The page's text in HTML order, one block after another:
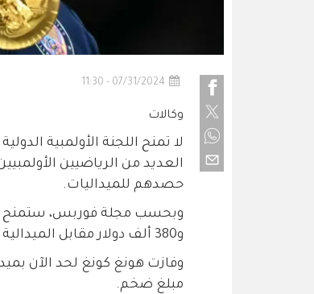
07/31/2024 - 11:30
وكالات
العديد من الرياضيين
حصدهم للميداليات.
و380 ألف دولار مقابل الميدالية الفضية، وهي أعلى مكافأة بين الدول الأخرى المشاركة.
وفازت هونغ كونغ لحد الآن
مبلغ ضخم.